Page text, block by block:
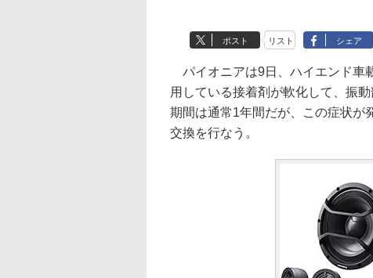
ポスト リスト シェア
パイオニアは9日、ハイエンド車
用している接着剤が軟化して、振
期間は通常1年間だが、この症状が
交換を行なう。